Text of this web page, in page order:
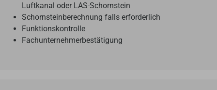
Luftkanal oder LAS-Schornstein
Schornsteinberechnung falls erforderlich
Funktionskontrolle
Fachunternehmerbestätigung